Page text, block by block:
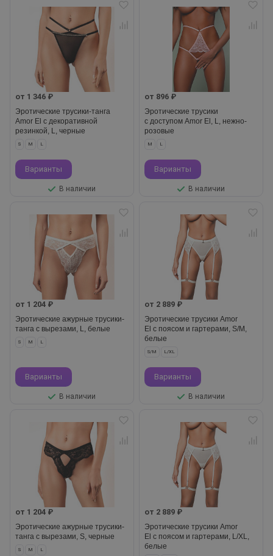
от 1 346 ₽
Эротические трусики-танга
Amor El с декоративной
резинкой, L, черные
S M L
Варианты
В наличии
от 896 ₽
Эротические трусики
с доступом Amor El, L, нежно-
розовые
M L
Варианты
В наличии
от 1 204 ₽
Эротические ажурные трусики-
танга с вырезами, L, белые
S M L
Варианты
В наличии
от 2 889 ₽
Эротические трусики Amor
El с поясом и гартерами, S/M,
белые
S/M L/XL
Варианты
В наличии
от 1 204 ₽
Эротические ажурные трусики-
танга с вырезами, S, черные
S M L
от 2 889 ₽
Эротические трусики Amor
El с поясом и гартерами, L/XL,
белые